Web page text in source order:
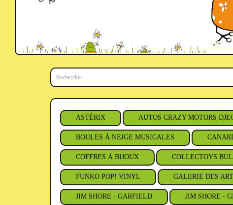
ASTÉRIX AUTOS CRAZY MOTORS
BOULES À NEIGE MUSICALES
COFFRES À BIJOUX COLLECTOYS
FUNKO POP! VINYL GALERIE DES
JIM SHORE - GARFIELD JIM SHORE -